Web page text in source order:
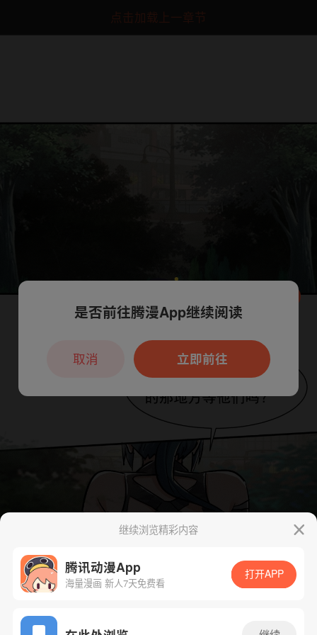
点击加载上一章节
App免费看
继续浏览精彩内容
腾讯动漫App
海量漫画 新人7天免费看
打开APP
本章节仅支持App阅读，可打开App新用
户7天免费看
是否前往腾漫App继续阅读
立即前往
取消